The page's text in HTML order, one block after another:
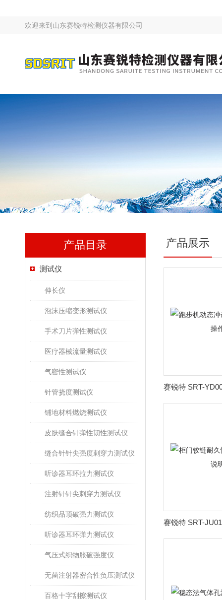
欢迎来到 山东赛锐特检测仪器有限公司
产品目录
测试仪
伸长仪
泡沫压缩变形测试仪
手术刀片弹性测试仪
医疗器械流量测试仪
气密性测试仪
针管挠度测试仪
铺地材料燃烧测试仪
皮肤缝合针弹性韧性测试仪
缝合针针尖强度刺穿力测试仪
听诊器耳环拉力测试仪
注射针针尖刺穿力测试仪
纺织品顶破强力测试仪
听诊器耳环弹力测试仪
气压式织物胀破强度仪
无菌注射器密合性负压测试仪
百格十字刮擦测试仪
产品展示